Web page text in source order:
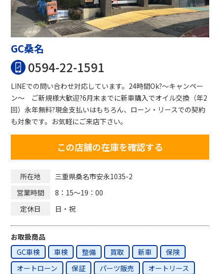
GC桑名
0594-22-1591
LINEでの問い合わせ対応しています。24時間Ok?～キャンペー
ン～ ご新規様大歓迎?6月末までに新車購入でオイル交換（年2
回）永年無料?現金支払いはもちろん、ローン・リースでの契約
も対象です。お気軽にご来店下さい。
この店舗の在庫を確認する
所在地
三重県桑名市安永1035-2
営業時間
8：15～19：00
定休日
日・祝
お取扱商品
GC車検
車検 整備 買取 新車
保険
オートローン
保証 パーツ販売
オートリース